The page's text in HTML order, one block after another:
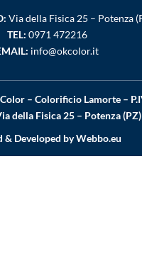
Via della Fisica 25 – Potenza
TEL: 0971 472216
info@okcolor.it
– Colorificio Lamorte –
della Fisica 25 – Potenza
& Developed byWebbo.eu